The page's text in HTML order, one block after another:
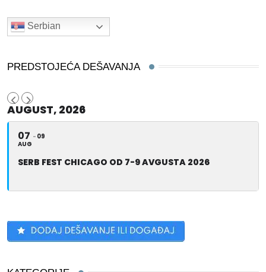
Serbian
PREDSTOJEĆA DEŠAVANJA
AUGUST, 2026
07
AUG
09
SERB FEST CHICAGO OD 7-9 AVGUSTA 2026